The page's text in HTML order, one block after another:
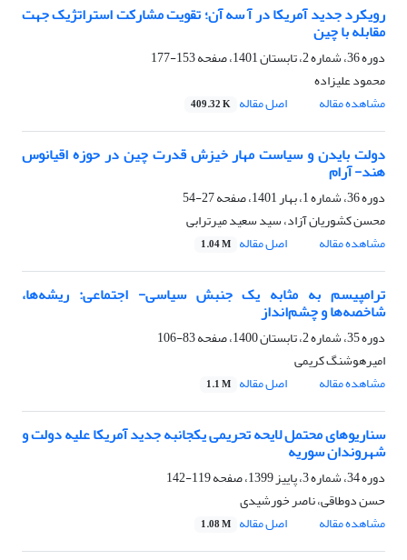
رویکرد جدید آمریکا در آ سه آن؛ تقویت مشارکت استراتژیک جهت
مقابله با چین
دوره 36، شماره 2، تابستان 1401، صفحه
153-177
محمود علیزاده
مشاهده مقاله
اصل مقاله 409.32 K
دولت بایدن و سیاست مهار خیزش قدرت چین در حوزه اقیانوس
هند- آرام
دوره 36، شماره 1، بهار 1401، صفحه
27-54
محسن کشوریان آزاد، سید سعید میرترابی
مشاهده مقاله
اصل مقاله 1.04 M
ترامپیسم به مثابه یک جنبش سیاسی- اجتماعی: ریشه‌ها،
شاخصه‌ها و چشم‌انداز
دوره 35، شماره 2، تابستان 1400، صفحه
83-106
امیرهوشنگ کریمی
مشاهده مقاله
اصل مقاله 1.1 M
سناریوهای محتمل لایحه تحریمی یکجانبه جدید آمریکا علیه دولت و
شهروندان سوریه
دوره 34، شماره 3، پاییز 1399، صفحه
119-142
حسن دوطاقی، ناصر خورشیدی
مشاهده مقاله
اصل مقاله 1.08 M